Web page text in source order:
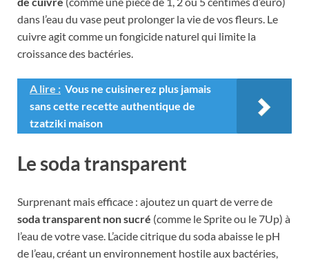
dans l’eau du vase peut prolonger la vie de vos fleurs. Le
cuivre agit comme un fongicide naturel qui limite la
croissance des bactéries.
A lire : Vous ne cuisinerez plus jamais
sans cette recette authentique de
tzatziki maison
Le soda transparent
Surprenant mais efficace : ajoutez un quart de verre de
soda transparent non sucré (comme le Sprite ou le 7Up) à
l’eau de votre vase. L’acide citrique du soda abaisse le pH
de l’eau, créant un environnement hostile aux bactéries,